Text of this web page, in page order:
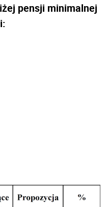
pensji minimalnej